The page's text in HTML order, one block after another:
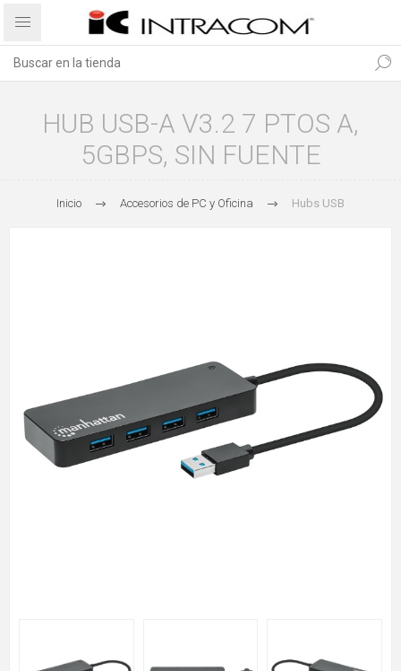
HUB USB-A V3.2 7 PTOS A,
5GBPS, SIN FUENTE
Inicio Accesorios de PC y Oficina Hubs USB